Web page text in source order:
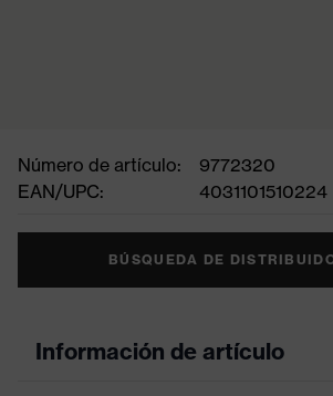
Número de artículo:
9772320
EAN/UPC:
4031101510224
BÚSQUEDA DE
Información de artículo